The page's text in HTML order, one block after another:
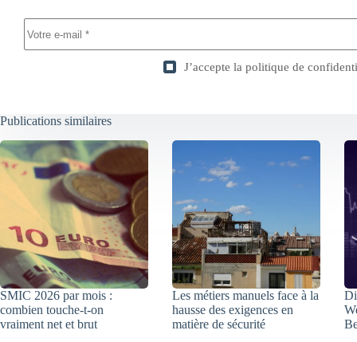
J’accepte la politique de
Publications similaires
SMIC 2026 par mois :
combien touche-t-on
vraiment net et brut
Les métiers manuels face à la
hausse des exigences en
matière de sécurité